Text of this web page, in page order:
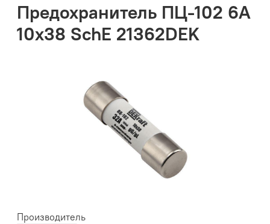
Предохранитель ПЦ-102 6А
10х38 SchE 21362DEK
Производитель